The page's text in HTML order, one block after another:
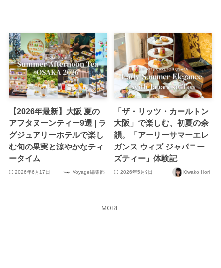
【2026年最新】大阪 夏の
アフタヌーンティー9選 | ラ
グジュアリーホテルで楽し
む旬の果実と涼やかなティ
ータイム
2026年6月17日 Voyage編集部
「ザ・リッツ・カールトン
大阪」で楽しむ、初夏の余
韻。「アーリーサマーエレ
ガンス ウィズ ジャパニー
ズティー」体験記
2026年5月9日 Kiwako Hori
MORE